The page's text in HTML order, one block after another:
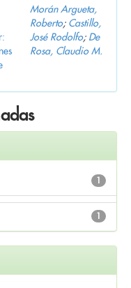
Morán Argueta,
Roberto; Castillo,
José Rodolfo; De
Rosa, Claudio M.
1
1